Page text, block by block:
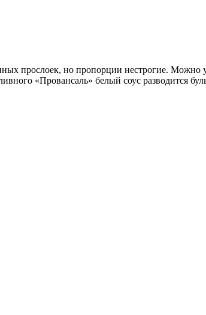
прослоек, но пропорции нестрогие. Можно
«Провансаль» белый соус разводится